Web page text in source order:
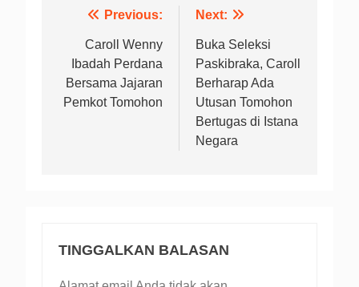
Navigasi
pos
Previous:
Caroll Wenny
Ibadah Perdana
Bersama Jajaran
Pemkot Tomohon
Next:
Buka Seleksi
Paskibraka, Caroll
Berharap Ada
Utusan Tomohon
Bertugas di Istana
Negara
TINGGALKAN BALASAN